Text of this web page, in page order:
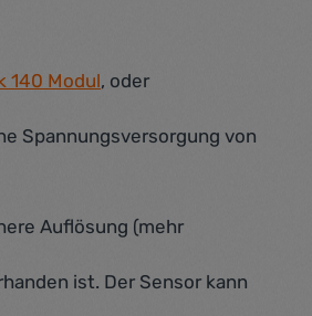
140 Modul, oder
Spannungsversorgung von
Auflösung (mehr
ist. Der Sensor kann